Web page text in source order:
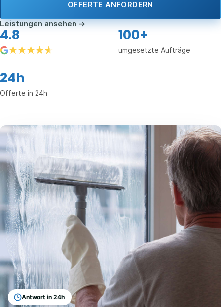
OFFERTE ANFORDERN
Leistungen ansehen→
4.8 100+
umgesetzte Aufträge
24h
Offerte in 24h
Antwort in 24h